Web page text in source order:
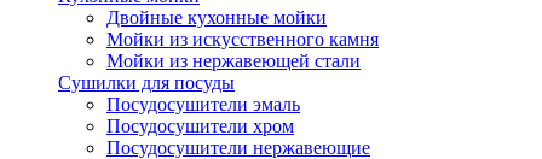
Двойные кухонные мойки
Мойки из искусственного камня
Мойки из нержавеющей стали
Сушилки для посуды
Посудосушители эмаль
Посудосушители хром
Посудосушители нержавеющие